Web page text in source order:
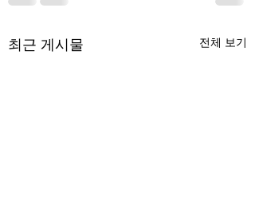
최근 게시물 전체 보기